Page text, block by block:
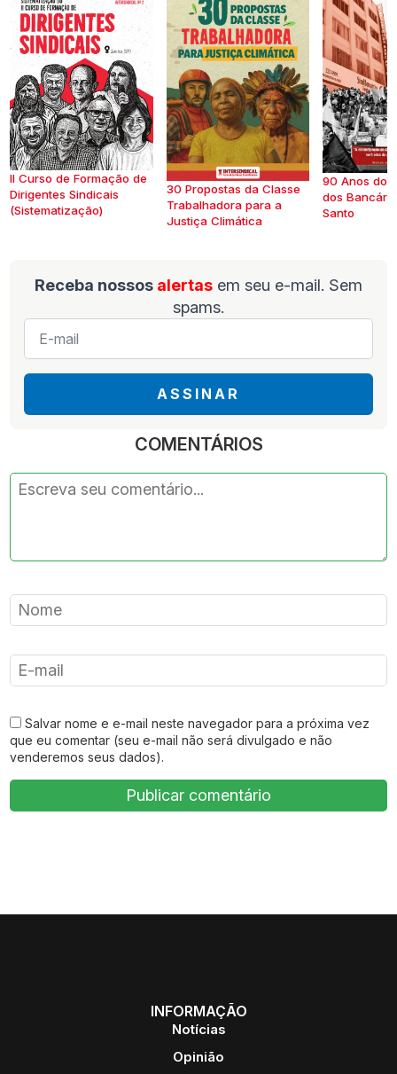
II Curso de Formação de
Dirigentes Sindicais
(Sistematização)
30 Propostas da Classe
Trabalhadora para a
Justiça Climática
90 Anos do
dos
Santo
Receba nossos alertas em seu e-mail. Sem
spams.
E-
mail
ASSINAR
COMENTÁRIOS
Salvar nome e e-mail neste navegador para a próxima vez
que eu comentar (seu e-mail não será divulgado e não
venderemos seus dados).
INFORMAÇÃO
Notícias
Opinião